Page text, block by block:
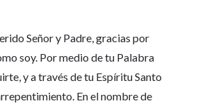
Señor y Padre, gracias por
soy. Por medio de tu Palabra
y a través de tu Espíritu Santo
En el nombre de